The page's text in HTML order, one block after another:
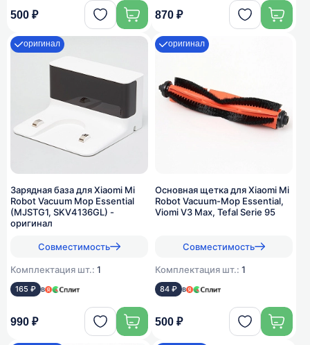
500 ₽ 870 ₽
Зарядная база для Xiaomi Mi
Robot Vacuum Mop Essential
(MJSTG1, SKV4136GL) -
оригинал
Совместимость
Комплектация шт.: 1
165 ₽ в
оригинал
990 ₽
Основная щетка для Xiaomi Mi
Robot Vacuum-Mop Essential,
Viomi V3 Max, Tefal Serie 95
Совместимость
Комплектация шт.: 1
84 ₽ в
оригинал
500 ₽